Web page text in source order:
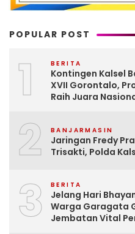
POPULAR POST
1 BERITA
Kontingen Kalsel
XVII Gorontalo,
Raih Juara
2 BANJARMASIN
Jaringan Fredy
Trisakti, Polda
3 BERITA
Jelang Hari
Warga Garagata
Jembatan Vital